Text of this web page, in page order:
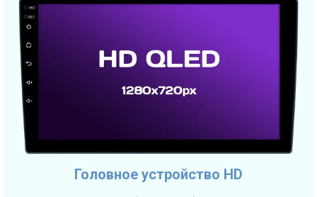
Головное устройство HD